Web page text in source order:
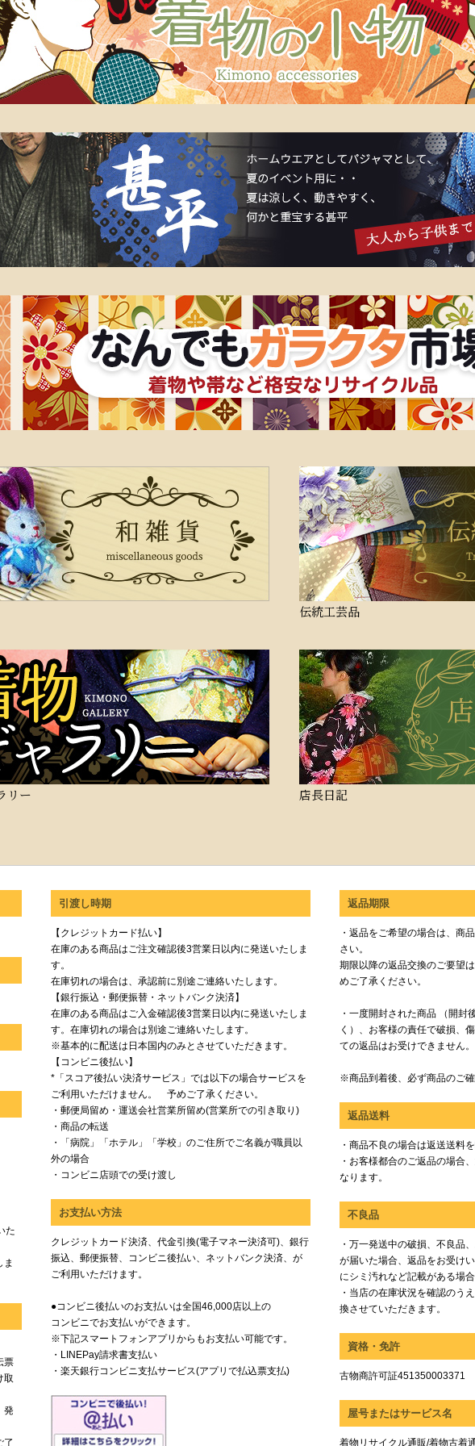
伝統工芸品
リー 店長日記
た
票
取
発
了
引渡し時期
【クレジットカード払い】
在庫のある商品はご注文確認後3営業日以内に発送いたしま
す。
在庫切れの場合は、承認前に別途ご連絡いたします。
【銀行振込・郵便振替・ネットバンク決済】
在庫のある商品はご入金確認後3営業日以内に発送いたしま
す。在庫切れの場合は別途ご連絡いたします。
※基本的に配送は日本国内のみとさせていただきます。
【コンビニ後払い】
*「スコア後払い決済サービス」では以下の場合サービスを
ご利用いただけません。 予めご了承ください。
・郵便局留め・運送会社営業所留め(営業所での引き取り)
・商品の転送
・「病院」「ホテル」「学校」のご住所でご名義が職員以
外の場合
・コンビニ店頭での受け渡し
お支払い方法
クレジットカード決済、代金引換(電子マネー決済可)、銀行
振込、郵便振替、コンビニ後払い、ネットバンク決済、が
ご利用いただけます。
●コンビニ後払いのお支払いは全国46,000店以上の
コンビニでお支払いができます。
※下記スマートフォンアプリからもお支払い可能です。
・LINEPay請求書支払い
・楽天銀行コンビニ支払サービス(アプリで払込票支払)
返品期限
・返品をご希望の場合は、商
さい。
期限以降の返品交換のご要望
めご了承ください。
・一度開封された商品 （開封
く）、お客様の責任で破損、
ての返品はお受けできません。
※商品到着後、必ず商品のご確
返品送料
・商品不良の場合は返送送料
・お客様都合のご返品の場合
なります。
不良品
・万一発送中の破損、不良品
が届いた場合、返品をお受け
にシミ汚れなど記載がある場
・当店の在庫状況を確認のう
換させていただきます。
資格・免許
古物商許可証451350003371
屋号またはサービス名
着物リサイクル通販/着物古着